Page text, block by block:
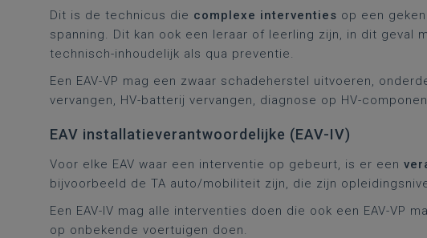
Dit is de technicus die complexe interventies op een
spanning. Dit kan ook een leraar of leerling zijn, in dit geval
technisch-inhoudelijk als qua preventie.
Een EAV-VP mag een zwaar schadeherstel uitvoeren,
vervangen, HV-batterij vervangen, diagnose op HV-
EAV installatieverantwoordelijke (EAV-IV)
Voor elke EAV waar een interventie op gebeurt, is er een
bijvoorbeeld de TA auto/mobiliteit zijn, die zijn
Een EAV-IV mag alle interventies doen die ook een EAV-VP
op onbekende voertuigen doen.